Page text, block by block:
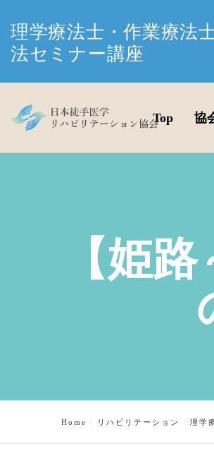
理学療法士・作業療法
法セミナー講座
Top 協
【姫
Home リハビリテーション 理学